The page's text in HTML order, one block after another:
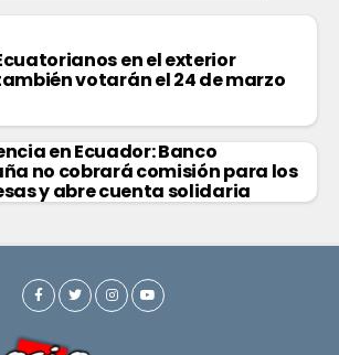
en el exterior
votarán el 24 de marzo
en Ecuador: Banco
no cobrará comisión para los
y abre cuenta solidaria